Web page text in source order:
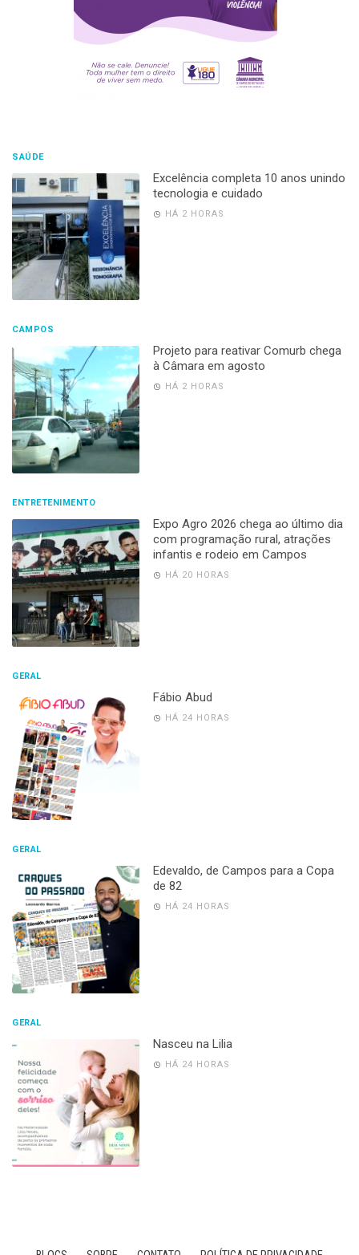
SAÚDE
Excelência completa 10 anos unindo
tecnologia e cuidado
HÁ 2 HORAS
CAMPOS
Projeto para reativar Comurb chega
à Câmara em agosto
HÁ 2 HORAS
ENTRETENIMENTO
Expo Agro 2026 chega ao último dia
com programação rural, atrações
infantis e rodeio em Campos
HÁ 20 HORAS
GERAL
Fábio Abud
HÁ 24 HORAS
GERAL
Edevaldo, de Campos para a Copa
de 82
HÁ 24 HORAS
GERAL
Nasceu na Lilia
HÁ 24 HORAS